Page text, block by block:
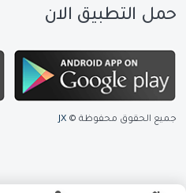
حمل التطبيق الان
جميع الحقوق محفوظة © JX